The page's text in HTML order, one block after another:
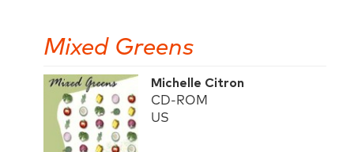
Mixed Greens
Michelle Citron
CD-ROM
US